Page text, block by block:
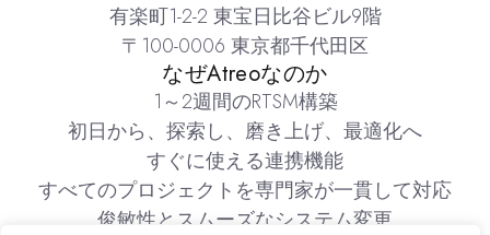
有楽町1-2-2 東宝日比谷ビル9階
〒100-0006 東京都千代田区
なぜAtreoなのか
1～2週間のRTSM構築
初日から、探索し、磨き上げ、最適化へ
すぐに使える連携機能
すべてのプロジェクトを専門家が一貫して対応
俊敏性とスムーズなシステム変更